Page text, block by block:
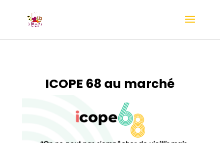
ICOPE 68 au marché